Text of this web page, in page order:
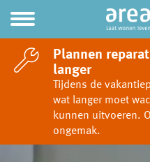
Naar hoofdinhoud
Naar hoofdnavigatiemenu
Naar de
Ga naar Hoofd
Plannen
langer
Tijdens de
wat langer moet
kunnen uitvoeren.
ongemak.